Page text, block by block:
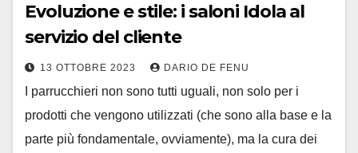
Evoluzione e stile: i saloni Idola al
servizio del cliente
13 OTTOBRE 2023 DARIO DE FENU
I parrucchieri non sono tutti uguali, non solo per i
prodotti che vengono utilizzati (che sono alla base e la
parte più fondamentale, ovviamente), ma la cura dei